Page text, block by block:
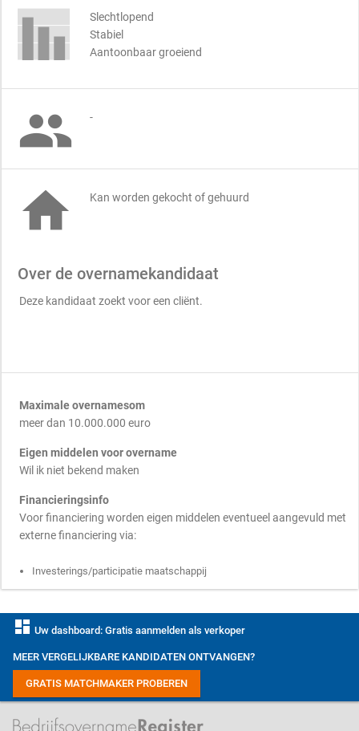
Slechtlopend
Stabiel
Aantoonbaar groeiend
 -
 Kan worden gekocht of gehuurd
Over de overnamekandidaat
Deze kandidaat zoekt voor een cliënt.
Maximale overnamesom
meer dan 10.000.000 euro
Eigen middelen voor overname
Wil ik niet bekend maken
Financieringsinfo
Voor financiering worden eigen middelen eventueel aangevuld met
externe financiering via:
Investerings/participatie maatschappij
dashboard Uw dashboard: Gratis aanmelden als verkoper
MEER VERGELIJKBARE KANDIDATEN ONTVANGEN?
GRATIS MATCHMAKER PROBEREN